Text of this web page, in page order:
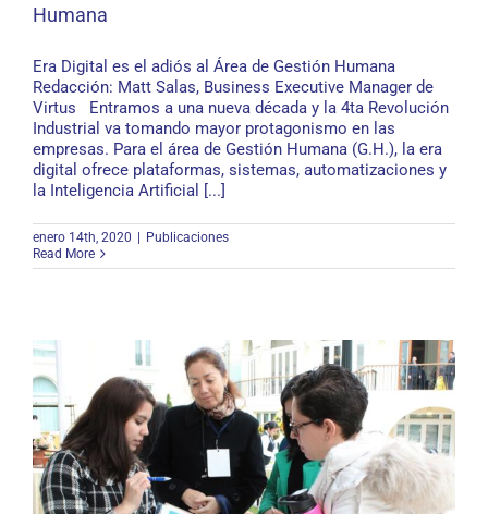
Era Digital es el adiós al Área de Gestión Humana
Humana
Era Digital es el adiós al Área de Gestión Humana
Redacción: Matt Salas, Business Executive Manager de
Virtus Entramos a una nueva década y la 4ta Revolución
Industrial va tomando mayor protagonismo en las
empresas. Para el área de Gestión Humana (G.H.), la era
digital ofrece plataformas, sistemas, automatizaciones y
la Inteligencia Artificial [...]
enero 14th, 2020
Publicaciones
Read More